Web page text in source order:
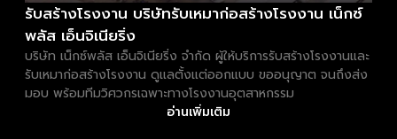
รับสร้างโรงงาน บริษัทรับเหมาก่อสร้างโรงงาน เน็กซ์
พลัส เอ็นจิเนียริ่ง
บริษัท เน็กซ์พลัส เอ็นจิเนียริ่ง จำกัด ผู้ให้บริการรับสร้างโรงงานและ
รับเหมาก่อสร้างโรงงาน ดูแลตั้งแต่ออกแบบ ขออนุญาต จนถึงส่ง
มอบ พร้อมทีมวิศวกรเฉพาะทางโรงงานอุตสาหกรรม
อ่านเพิ่มเติม